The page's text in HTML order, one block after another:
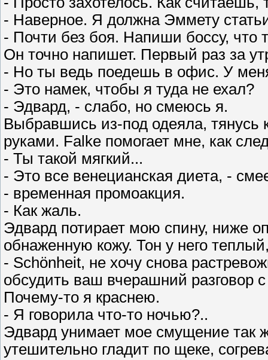
- Наверное. Я должна Эммету
- Почти без боя. Напиши боссу,
Он точно напишет. Первый раз за
- Но ты ведь поедешь в офис. У
- Это намек, чтобы я туда не ехал?
- Эдвард, - слабо, но смеюсь я.
Выбравшись из-под одеяла,
руками. Falke помогает мне, как
- Ты такой мягкий...
- Это все венецианская диета, -
- временная промоакция.
- Как жаль.
Эдвард потирает мою спину, ниже
обнаженную кожу. Тон у него
- Schönheit, не хочу снова
обсудить ваш вчерашний разговор
Почему-то я краснею.
- Я говорила что-то ночью?..
Эдвард унимает мое смущение так
утешительно гладит по щеке,